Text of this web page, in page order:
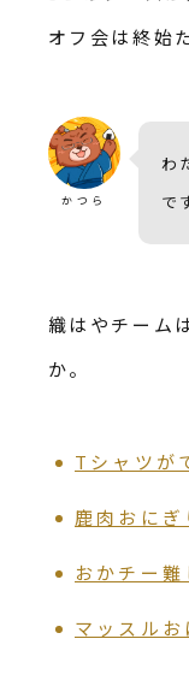
オフ会は終始
かつら
わ
で
織はやチーム
か。
Tシャツが
鹿肉おにぎ
おかチー難
マッスルお